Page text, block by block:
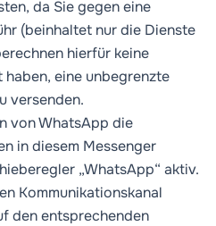
da Sie gegen eine
(beinhaltet nur die Dienste
hierfür keine
eine unbegrenzte
versenden.
von WhatsApp die
in diesem Messenger
„WhatsApp“ aktiv.
Kommunikationskanal
den entsprechenden